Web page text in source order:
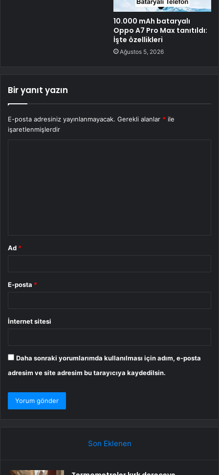
10.000 mAh bataryalı
Oppo A7 Pro Max tanıtıldı:
İşte özellikleri
Ağustos 5, 2026
Bir yanıt yazın
E-posta adresiniz yayınlanmayacak. Gerekli alanlar * ile
işaretlenmişlerdir
Ad *
E-posta *
İnternet sitesi
Daha sonraki yorumlarımda kullanılması için adım, e-posta
adresim ve site adresim bu tarayıcıya kaydedilsin.
Son Eklenen